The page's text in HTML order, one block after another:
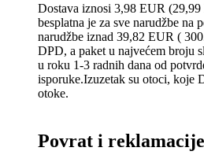
Dostava iznosi 3,98 EUR
besplatna je za sve narudžbe na
narudžbe iznad 39,82 EUR (
DPD, a paket u najvećem broju
u roku 1-3 radnih dana od
isporuke.Izuzetak su otoci, koje
otoke.
Povrat i reklamacije